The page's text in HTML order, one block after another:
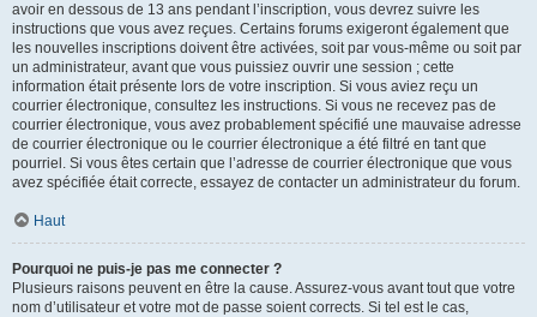
avoir en dessous de 13 ans pendant l’inscription, vous devrez suivre les
instructions que vous avez reçues. Certains forums exigeront également que
les nouvelles inscriptions doivent être activées, soit par vous-même ou soit par
un administrateur, avant que vous puissiez ouvrir une session ; cette
information était présente lors de votre inscription. Si vous aviez reçu un
courrier électronique, consultez les instructions. Si vous ne recevez pas de
courrier électronique, vous avez probablement spécifié une mauvaise adresse
de courrier électronique ou le courrier électronique a été filtré en tant que
pourriel. Si vous êtes certain que l’adresse de courrier électronique que vous
avez spécifiée était correcte, essayez de contacter un administrateur du forum.
Haut
Pourquoi ne puis-je pas me connecter ?
Plusieurs raisons peuvent en être la cause. Assurez-vous avant tout que votre
nom d’utilisateur et votre mot de passe soient corrects. Si tel est le cas,